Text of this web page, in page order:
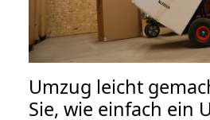
Umzug leicht
Sie, wie einfach ein